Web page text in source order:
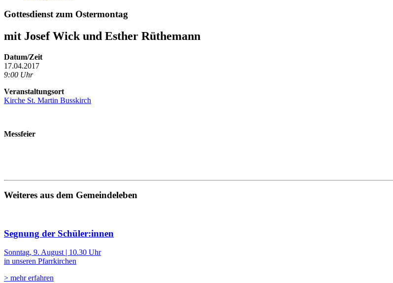
Gottesdienst zum Ostermontag
mit Josef Wick und Esther Rüthemann
Datum/Zeit
17.04.2017
9:00 Uhr
Veranstaltungsort
Kirche St. Martin Busskirch
Messfeier
Weiteres aus dem Gemeindeleben
Segnung der Schüler:innen
Sonntag, 9. August | 10.30 Uhr
in unseren Pfarrkirchen
> mehr erfahren